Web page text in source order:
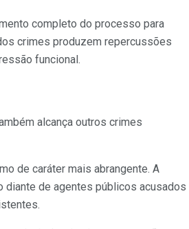
completo do processo para
crimes produzem repercussões
funcional.
alcança outros crimes
de caráter mais abrangente. A
diante de agentes públicos acusados